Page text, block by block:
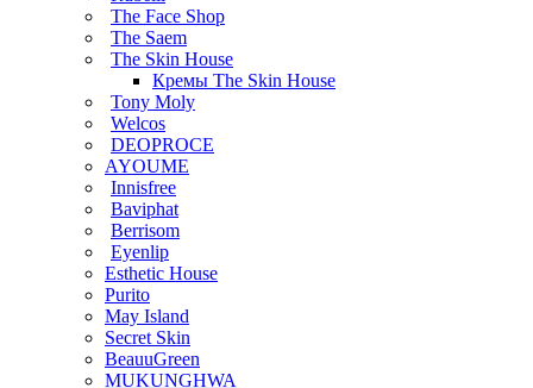
The Face Shop
The Saem
The Skin House
Кремы The Skin House
Tony Moly
Welcos
DEOPROCE
AYOUME
Innisfree
Baviphat
Berrisom
Eyenlip
Esthetic House
Purito
May Island
Secret Skin
BeauuGreen
MUKUNGHWA